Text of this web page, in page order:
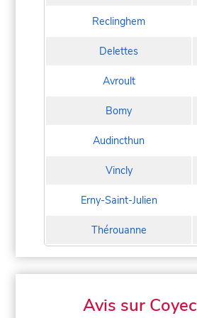
Reclinghem
Delettes
Avroult
Bomy
Audincthun
Vincly
Erny-Saint-Julien
Thérouanne
Avis sur